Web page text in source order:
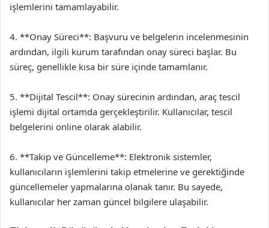
işlemlerini tamamlayabilir.
4. **Onay Süreci**: Başvuru ve belgelerin incelenmesinin
ardından, ilgili kurum tarafından onay süreci başlar. Bu
süreç, genellikle kısa bir süre içinde tamamlanır.
5. **Dijital Tescil**: Onay sürecinin ardından, araç tescil
işlemi dijital ortamda gerçekleştirilir. Kullanıcılar, tescil
belgelerini online olarak alabilir.
6. **Takip ve Güncelleme**: Elektronik sistemler,
kullanıcıların işlemlerini takip etmelerine ve gerektiğinde
güncellemeler yapmalarına olanak tanır. Bu sayede,
kullanıcılar her zaman güncel bilgilere ulaşabilir.